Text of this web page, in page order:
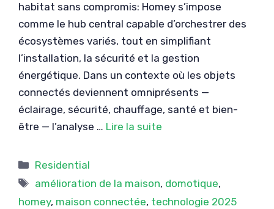
habitat sans compromis: Homey s’impose
comme le hub central capable d’orchestrer des
écosystèmes variés, tout en simplifiant
l’installation, la sécurité et la gestion
énergétique. Dans un contexte où les objets
connectés deviennent omniprésents —
éclairage, sécurité, chauffage, santé et bien-
être — l’analyse … Lire la suite
Catégories
Residential
Étiquettes
amélioration de la maison, domotique,
homey, maison connectée, technologie 2025